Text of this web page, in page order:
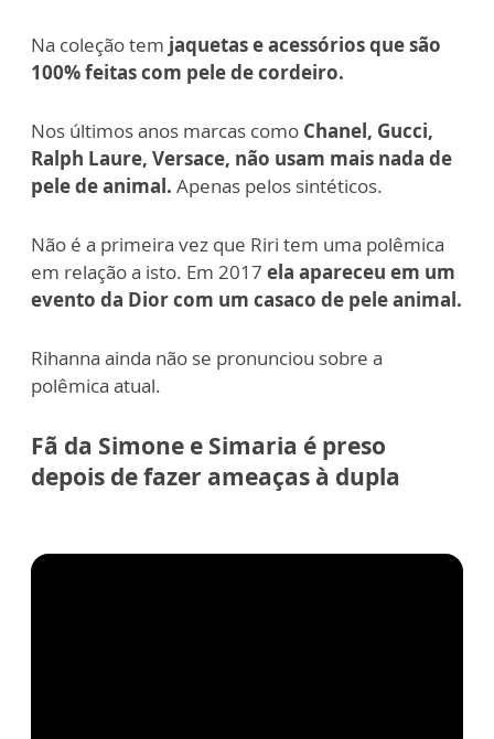
Na coleção tem jaquetas e acessórios que são
100% feitas com pele de cordeiro.
Nos últimos anos marcas como Chanel, Gucci,
Ralph Laure, Versace, não usam mais nada de
pele de animal. Apenas pelos sintéticos.
Não é a primeira vez que Riri tem uma polêmica
em relação a isto. Em 2017 ela apareceu em um
evento da Dior com um casaco de pele animal.
Rihanna ainda não se pronunciou sobre a
polêmica atual.
Fã da Simone e Simaria é preso
depois de fazer ameaças à dupla